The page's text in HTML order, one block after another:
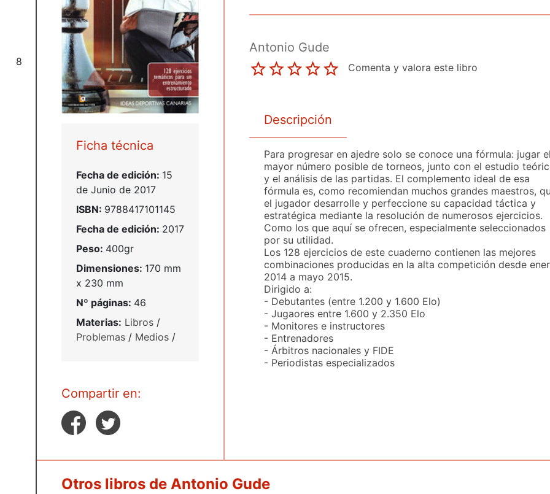
8
Ficha técnica
Fecha de edición: 15
de Junio de 2017
ISBN: 9788417101145
Fecha de edición: 2017
Peso: 400gr
Dimensiones: 170 mm
x 230 mm
Nº páginas: 46
Materias: Libros /
Problemas / Medios /
Compartir en:
Antonio Gude
Comenta y valora este libro
Descripción
Para progresar en ajedre solo se conoce una fórmula: jugar
mayor número posible de torneos, junto con el estudio
y el análisis de las partidas. El complemento ideal de esa
fórmula es, como recomiendan muchos grandes maestros,
el jugador desarrolle y perfeccione su capacidad táctica y
estratégica mediante la resolución de numerosos ejercicios.
Como los que aquí se ofrecen, especialmente seleccionados
por su utilidad.
Los 128 ejercicios de este cuaderno contienen las mejores
combinaciones producidas en la alta competición desde
2014 a mayo 2015.
Dirigido a:
- Debutantes (entre 1.200 y 1.600 Elo)
- Jugaores entre 1.600 y 2.350 Elo
- Monitores e instructores
- Entrenadores
- Árbitros nacionales y FIDE
- Periodistas especializados
Otros libros de Antonio Gude